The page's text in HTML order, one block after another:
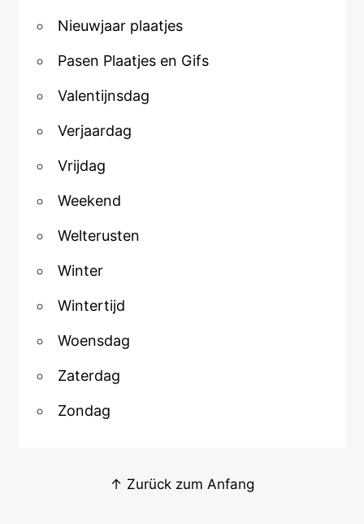
Nieuwjaar plaatjes
Pasen Plaatjes en Gifs
Valentijnsdag
Verjaardag
Vrijdag
Weekend
Welterusten
Winter
Wintertijd
Woensdag
Zaterdag
Zondag
↑ Zurück zum Anfang